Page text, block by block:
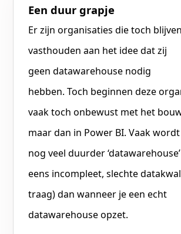
Een duur grapje
Er zijn organisaties die toch blijven
vasthouden aan het idee dat zij
geen datawarehouse nodig
hebben. Toch beginnen deze
vaak toch onbewust met het
maar dan in Power BI. Vaak
nog veel duurder
eens incompleet, slechte
traag) dan wanneer je een echt
datawarehouse opzet.